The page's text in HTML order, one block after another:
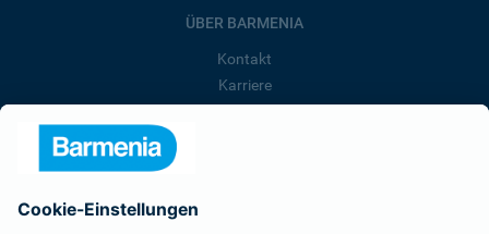
ÜBER BARMENIA
Kontakt
Karriere
Barmenia ist Teil der BarmeniaGothaer